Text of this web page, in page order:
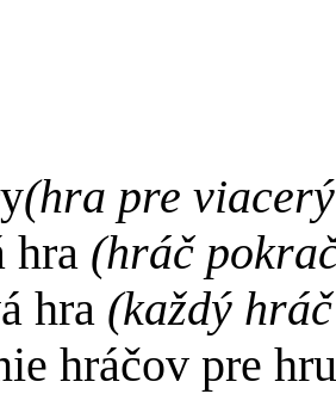
(hra pre
hra (hráč
hra (každý
hráčov pre hru